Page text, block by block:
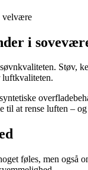
velvære
i
Støv,
luftkvaliteten.
til at rense luften –
føles, men også